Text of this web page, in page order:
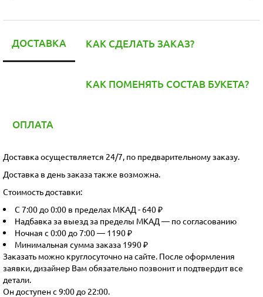
ДОСТАВКА КАК СДЕЛАТЬ ЗАКАЗ?
КАК ПОМЕНЯТЬ СОСТАВ БУКЕТА?
ОПЛАТА
Доставка осуществляется 24/7, по предварительному заказу.
Доставка в день заказа также возможна.
Стоимость доставки:
С 7:00 до 0:00 в пределах МКАД - 640 ₽
Надбавка за выезд за пределы МКАД — по согласованию
Ночная с 0:00 до 7:00 — 1190 ₽
Минимальная сумма заказа 1990 ₽
Заказать можно круглосуточно на сайте. После оформления
заявки, дизайнер Вам обязательно позвонит и подтвердит все
детали.
Он доступен с 9:00 до 22:00.